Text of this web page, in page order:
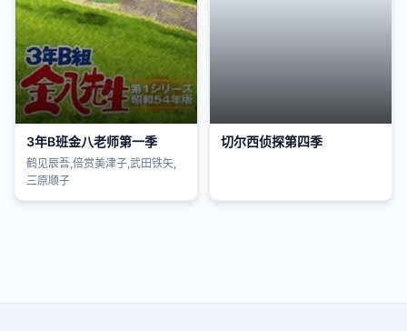
3年B班金八老师第一季
鹤见辰吾,倍赏美津子,武田铁矢,
三原顺子
切尔西侦探第四季